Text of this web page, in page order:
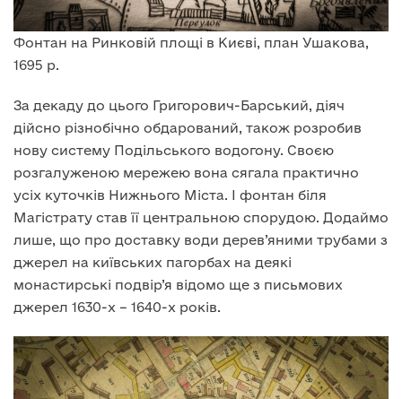
Фонтан на Ринковій площі в Києві, план Ушакова,
1695 р.
За декаду до цього Григорович-Барський, діяч
дійсно різнобічно обдарований, також розробив
нову систему Подільського водогону. Своєю
розгалуженою мережею вона сягала практично
усіх куточків Нижнього Міста. І фонтан біля
Магістрату став її центральною спорудою. Додаймо
лише, що про доставку води дерев’яними трубами з
джерел на київських пагорбах на деякі
монастирські подвір’я відомо ще з письмових
джерел 1630-х – 1640-х років.